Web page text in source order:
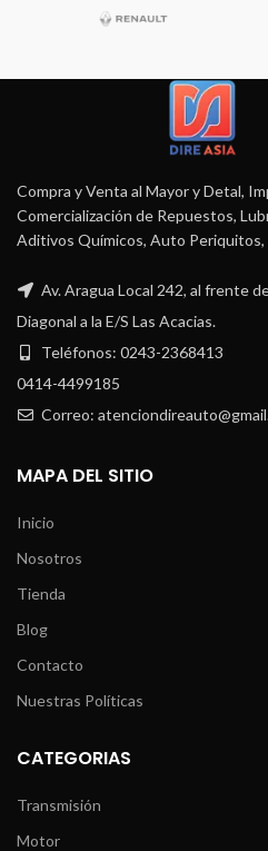
Compra y Venta al Mayor y Detal,
Comercialización de Repuestos,
Aditivos Químicos, Auto Periquitos,
Av. Aragua Local 242, al frente
Diagonal a la E/S Las Acacias.
Teléfonos: 0243-2368413
0414-4499185
Correo:
MAPA DEL SITIO
Inicio
Nosotros
Tienda
Blog
Contacto
Nuestras Políticas
CATEGORIAS
Transmisión
Motor